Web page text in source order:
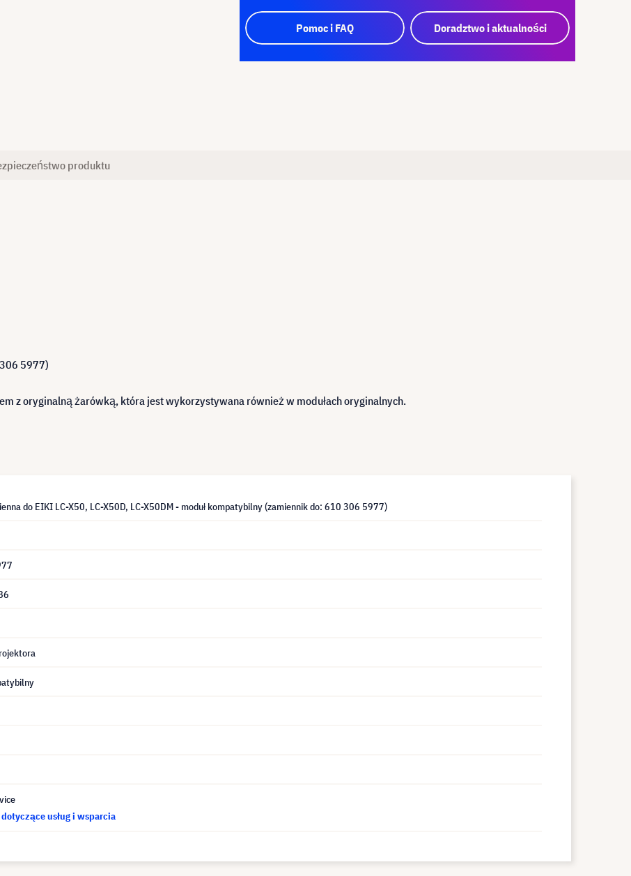
Pomoc i FAQ Doradztwo i aktualności
produktu
5977)
z oryginalną żarówką, która jest wykorzystywana również w modułach oryginalnych.
do EIKI LC-X50, LC-X50D, LC-X50DM - moduł kompatybilny (zamiennik do: 610 306 5977)
usług i wsparcia